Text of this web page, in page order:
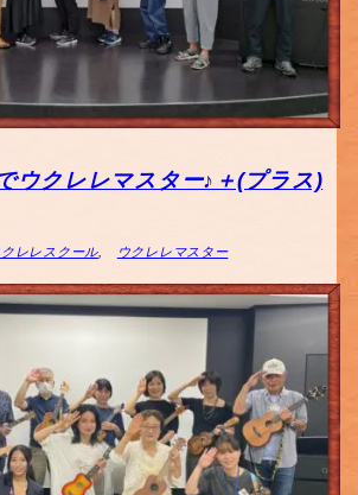
ウクレレマスター♪＋(プラス)
クレレスクール, ウクレレマスター